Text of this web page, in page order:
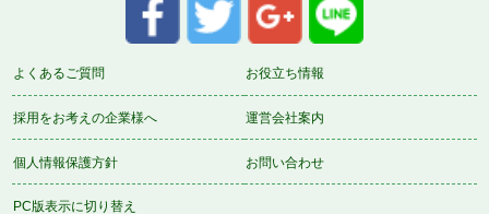
よくあるご質問 お役立ち情報
採用をお考えの企業様へ 運営会社案内
個人情報保護方針 お問い合わせ
PC版表示に切り替え